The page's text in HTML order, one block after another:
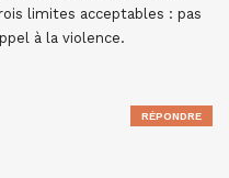
limites acceptables : pas
à la violence.
RÉPONDRE